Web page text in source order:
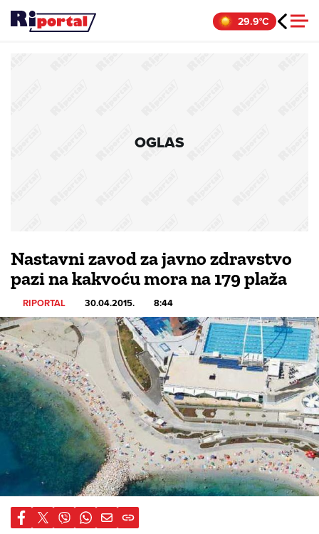
Skip
29.9°C
OGLAS
Nastavni zavod za javno zdravstvo
pazi na kakvoću mora na 179 plaža
RIPORTAL 30.04.2015. 8:44